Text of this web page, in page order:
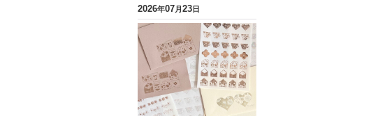
2026年07月23日